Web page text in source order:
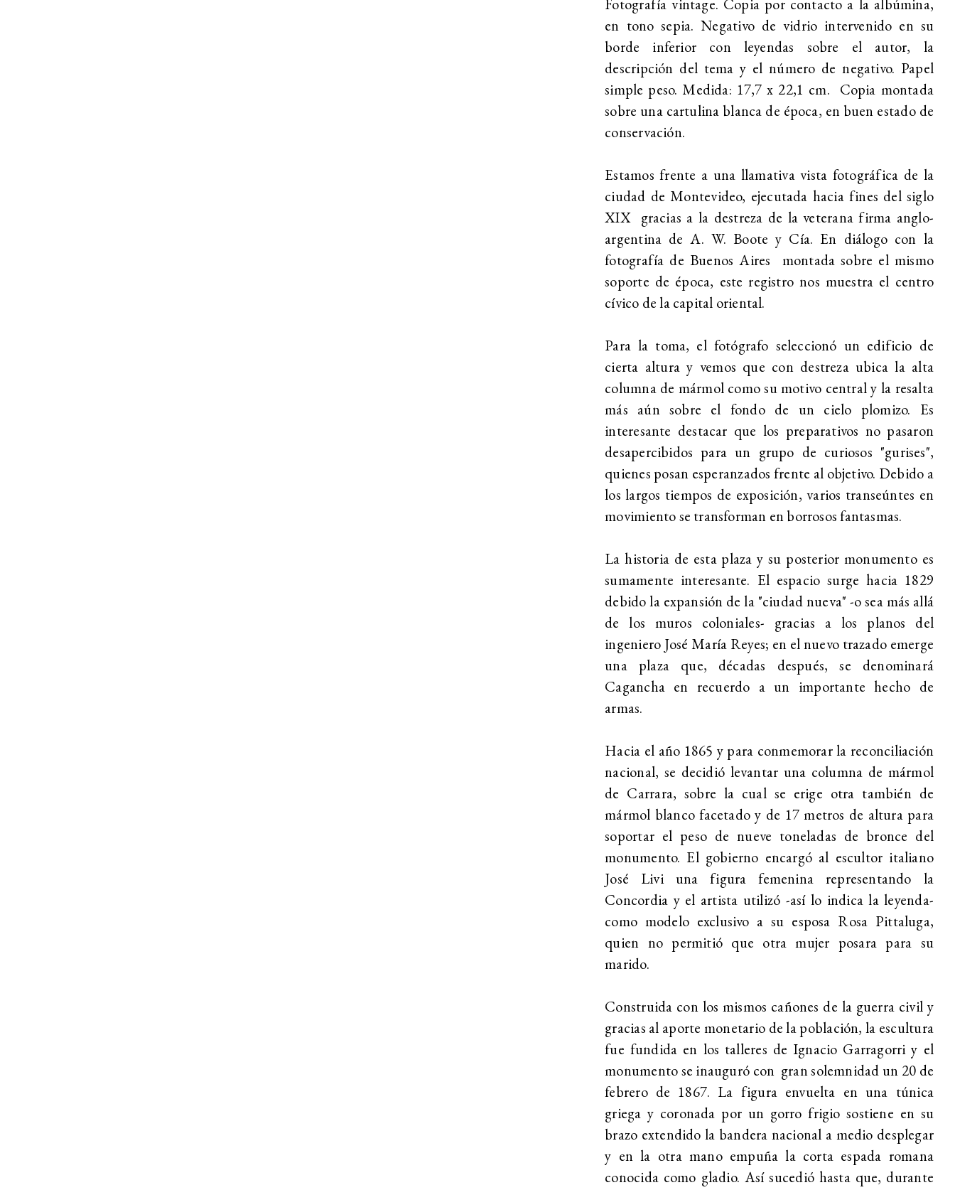
Fotografía vintage. Copia por contacto a la albúmina,
en tono sepia. Negativo de vidrio intervenido en su
borde inferior con leyendas sobre el autor, la
descripción del tema y el número de negativo. Papel
simple peso. Medida: 17,7 x 22,1 cm. Copia montada
sobre una cartulina blanca de época, en buen estado de
conservación.
Estamos frente a una llamativa vista fotográfica de la
ciudad de Montevideo, ejecutada hacia fines del siglo
XIX gracias a la destreza de la veterana firma anglo-
argentina de A. W. Boote y Cía. En diálogo con la
fotografía de Buenos Aires montada sobre el mismo
soporte de época, este registro nos muestra el centro
cívico de la capital oriental.
Para la toma, el fotógrafo seleccionó un edificio de
cierta altura y vemos que con destreza ubica la alta
columna de mármol como su motivo central y la resalta
más aún sobre el fondo de un cielo plomizo. Es
interesante destacar que los preparativos no pasaron
desapercibidos para un grupo de curiosos "gurises",
quienes posan esperanzados frente al objetivo. Debido a
los largos tiempos de exposición, varios transeúntes en
movimiento se transforman en borrosos fantasmas.
La historia de esta plaza y su posterior monumento es
sumamente interesante. El espacio surge hacia 1829
debido la expansión de la "ciudad nueva" -o sea más allá
de los muros coloniales- gracias a los planos del
ingeniero José María Reyes; en el nuevo trazado emerge
una plaza que, décadas después, se denominará
Cagancha en recuerdo a un importante hecho de
armas.
Hacia el año 1865 y para conmemorar la reconciliación
nacional, se decidió levantar una columna de mármol
de Carrara, sobre la cual se erige otra también de
mármol blanco facetado y de 17 metros de altura para
soportar el peso de nueve toneladas de bronce del
monumento. El gobierno encargó al escultor italiano
José Livi una figura femenina representando la
Concordia y el artista utilizó -así lo indica la leyenda-
como modelo exclusivo a su esposa Rosa Pittaluga,
quien no permitió que otra mujer posara para su
marido.
Construida con los mismos cañones de la guerra civil y
gracias al aporte monetario de la población, la escultura
fue fundida en los talleres de Ignacio Garragorri y el
monumento se inauguró con gran solemnidad un 20 de
febrero de 1867. La figura envuelta en una túnica
griega y coronada por un gorro frigio sostiene en su
brazo extendido la bandera nacional a medio desplegar
y en la otra mano empuña la corta espada romana
conocida como gladio. Así sucedió hasta que, durante